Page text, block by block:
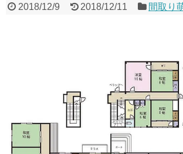
2018/12/9 2018/12/11 間取り